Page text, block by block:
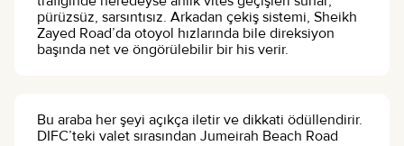
pürüzsüz, sarsıntısız. Arkadan çekiş sistemi, Sheikh
Zayed Road’da otoyol hızlarında bile direksiyon
başında net ve öngörülebilir bir his verir.
Bu araba her şeyi açıkça iletir ve dikkati ödüllendirir.
DIFC’teki valet sırasından Jumeirah Beach Road